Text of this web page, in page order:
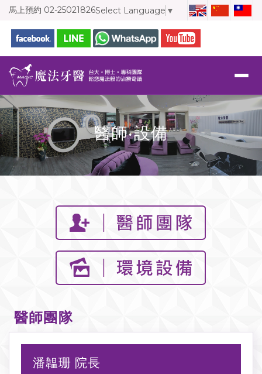
馬上預約 02-25021826Select Language ▼
醫師‧設備
醫師團隊
潘韞珊 院長